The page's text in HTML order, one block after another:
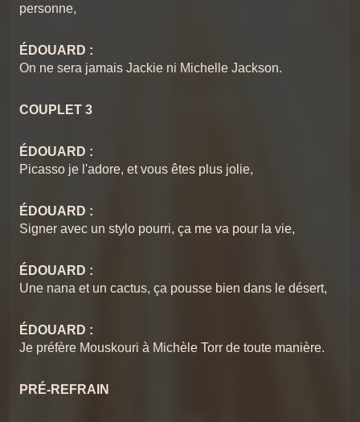
personne,
ÉDOUARD :
On ne sera jamais Jackie ni Michelle Jackson.
COUPLET 3
ÉDOUARD :
Picasso je l'adore, et vous êtes plus jolie,
ÉDOUARD :
Signer avec un stylo pourri, ça me va pour la vie,
ÉDOUARD :
Une nana et un cactus, ça pousse bien dans le désert,
ÉDOUARD :
Je préfère Mouskouri à Michèle Torr de toute manière.
PRÉ-REFRAIN